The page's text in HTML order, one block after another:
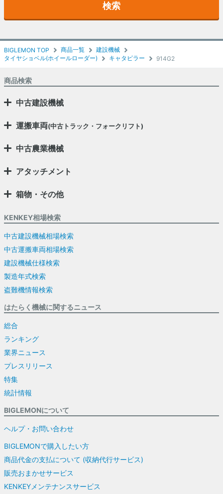
BIGLEMON TOP 商品一覧
建設機械
タイヤショベル(ホイールローダー)
キャタピラー 914G2
検索
商品検索
中古建設機械
運搬車両(中古トラック・フォークリフト)
中古農業機械
アタッチメント
箱物・その他
KENKEY相場検索
中古建設機械相場検索
中古運搬車両相場検索
建設機械仕様検索
製造年式検索
盗難機情報検索
はたらく機械に関するニュース
総合
ランキング
業界ニュース
プレスリリース
特集
統計情報
BIGLEMONについて
ヘルプ・お問い合わせ
BIGLEMONで購入したい方
商品代金の支払について (収納代行サービス)
販売おまかせサービス
KENKEYメンテナンスサービス